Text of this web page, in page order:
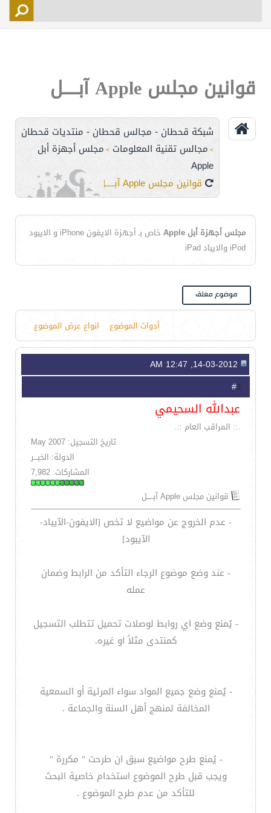
اتصل بنا
قوانين مجلس Apple آبـــــل
شبكة قحطان - مجالس قحطان - منتديات قحطان
> مجالس تقنية المعلومات > مجلس أجهزة أبل
Apple
قوانين مجلس Apple آبـــــل
مجلس أجهزة أبل Apple
خاص بـ أجهزة الايفون iPhone و الايبود
iPod والايباد iPad
أدوات الموضوع انواع عرض الموضوع
1
عبدالله السحيمي
.:: المراقب العام ::.
تاريخ التسجيل: May 2007
الدولة: الخبـــر
المشاركات: 7,982
قوانين مجلس Apple آبـــــل
- عدم الخروج عن مواضيع لا تخص [الايفون-الآيباد-
الآيبود]
- عند وضع موضوع الرجاء التأكد من الرابط وضمان
عمله
- يُمنع وضع اي روابط لوصلات تحميل تتطلب التسجيل
كمنتدى مثلاً او غيره.
- يُمنع وضع جميع المواد سواء المرئية أو السمعية
المخالفة لمنهج أهل السنة والجماعة .
- يُمنع طرح مواضيع سبق ان طرحت " مكررة "
ويجب قبل طرح الموضوع استخدام خاصية البحث
للتأكد من عدم طرح الموضوع .